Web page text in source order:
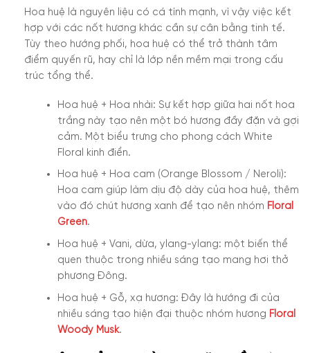
Hoa huệ là nguyên liệu có cá tính mạnh, vì vậy việc kết
hợp với các nốt hương khác cần sự cân bằng tinh tế.
Tùy theo hướng phối, hoa huệ có thể trở thành tâm
điểm quyến rũ, hay chỉ là lớp nền mềm mại trong cấu
trúc tổng thể.
Hoa huệ + Hoa nhài: Sự kết hợp giữa hai nốt hoa
trắng này tạo nên một bó hương đầy đặn và gợi
cảm. Một biểu trưng cho phong cách White
Floral kinh điển.
Hoa huệ + Hoa cam (Orange Blossom / Neroli):
Hoa cam giúp làm dịu độ dày của hoa huệ, thêm
vào đó chút hương xanh để tạo nên nhóm Floral
Green.
Hoa huệ + Vani, dừa, ylang-ylang: một biến thể
quen thuộc trong nhiều sáng tạo mang hơi thở
phương Đông.
Hoa huệ + Gỗ, xạ hương: Đây là hướng đi của
nhiều sáng tạo hiện đại thuộc nhóm hương Floral
Woody Musk.